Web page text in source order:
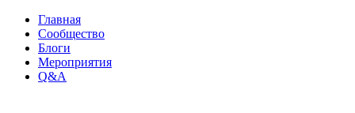
Главная
Сообщество
Блоги
Мероприятия
Q&A